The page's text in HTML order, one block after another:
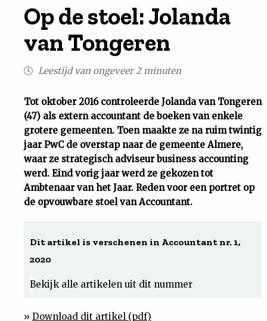
Achtergrond
Uit
Feiten
Magazine
Op de stoel: Jolanda
van Tongeren
Leestijd van ongeveer 2 minuten
Tot oktober 2016 controleerde Jolanda van Tongeren
(47) als extern accountant de boeken van enkele
grotere gemeenten. Toen maakte ze na ruim twintig
jaar PwC de overstap naar de gemeente Almere,
waar ze strategisch adviseur business accounting
werd. Eind vorig jaar werd ze gekozen tot
Ambtenaar van het Jaar. Reden voor een portret op
de opvouwbare stoel van Accountant.
Dit artikel is verschenen in Accountant nr. 1,
2020
Bekijk alle artikelen uit dit nummer
» Download dit artikel (pdf)